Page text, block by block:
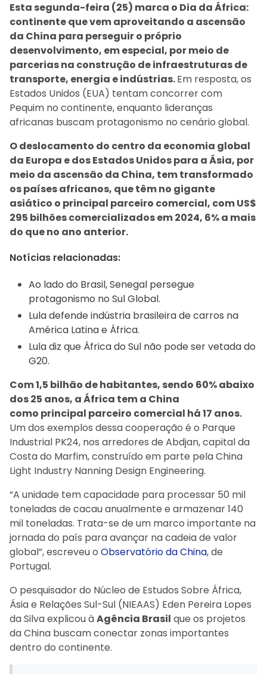
Esta segunda-feira (25) marca o Dia da África:
continente que vem aproveitando a ascensão
da China para perseguir o próprio
desenvolvimento, em especial, por meio de
parcerias na construção de infraestruturas de
transporte, energia e indústrias.Em resposta, os
Estados Unidos (EUA) tentam concorrer com
Pequim no continente, enquanto lideranças
africanas buscam protagonismo no cenário global.
O deslocamento do centro da economia global
da Europa e dos Estados Unidos para a Ásia, por
meio da ascensão da China, tem transformado
os países africanos, que têm no gigante
asiático o principal parceiro comercial, com US$
295 bilhões comercializados em 2024, 6% a mais
do que no ano anterior.
Notícias relacionadas:
Ao lado do Brasil, Senegal persegue
protagonismo no Sul Global.
Lula defende indústria brasileira de carros na
América Latina e África.
Lula diz que África do Sul não pode ser vetada do
G20.
Com 1,5 bilhão de habitantes, sendo 60% abaixo
dos 25 anos, a África tem a China
como principal parceiro comercial há 17 anos.
Um dos exemplos dessa cooperação é o Parque
Industrial PK24, nos arredores de Abdjan, capital da
Costa do Marfim, construído em parte pela China
Light Industry Nanning Design Engineering.
“A unidade tem capacidade para processar 50 mil
toneladas de cacau anualmente e armazenar 140
mil toneladas. Trata-se de um marco importante na
jornada do país para avançar na cadeia de valor
global”, escreveu o Observatório da China, de
Portugal.
O pesquisador do Núcleo de Estudos Sobre África,
Ásia e Relações Sul-Sul (NIEAAS) Eden Pereira Lopes
da Silva explicou àAgência Brasil que os projetos
da China buscam conectar zonas importantes
dentro do continente.